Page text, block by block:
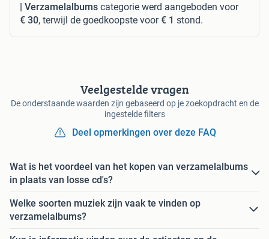
| Verzamelalbums categorie werd aangeboden voor
€ 30, terwijl de goedkoopste voor€ 1 stond.
Veelgestelde vragen
De onderstaande waarden zijn gebaseerd op je zoekopdracht en de
ingestelde filters
Deel opmerkingen over deze FAQ
Wat is het voordeel van het kopen van verzamelalbums
in plaats van losse cd's?
Welke soorten muziek zijn vaak te vinden op
verzamelalbums?